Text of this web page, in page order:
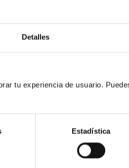
Detalles
tu experiencia de usuario.
Estadística
Entrar
¿No tienes cuenta?